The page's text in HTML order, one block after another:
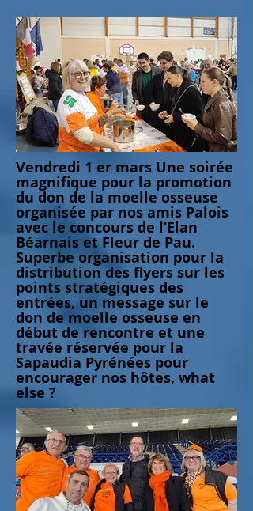
Vendredi 1 er mars Une soirée
magnifique pour la promotion
du don de la moelle osseuse
organisée par nos amis Palois
avec le concours de l’Elan
Béarnais et Fleur de Pau.
Superbe organisation pour la
distribution des flyers sur les
points stratégiques des
entrées, un message sur le
don de moelle osseuse en
début de rencontre et une
travée réservée pour la
Sapaudia Pyrénées pour
encourager nos hôtes, what
else ?